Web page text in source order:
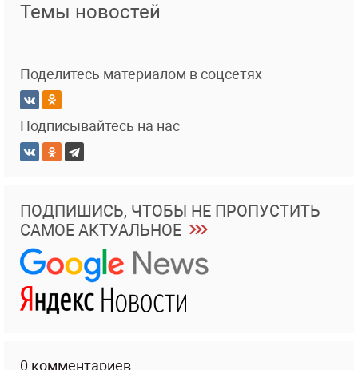
Темы новостей
Поделитесь материалом в соцсетях
Подписывайтесь на нас
ПОДПИШИСЬ, ЧТОБЫ НЕ ПРОПУСТИТЬ
САМОЕ АКТУАЛЬНОЕ
0 комментариев